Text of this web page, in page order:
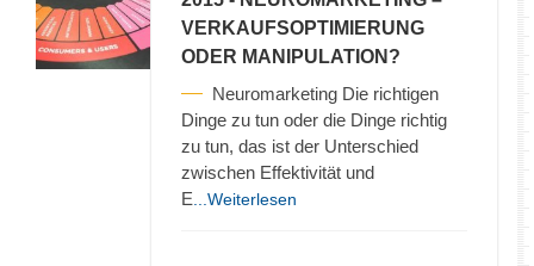
VERKAUFSOPTIMIERUNG
ODER MANIPULATION?
Neuromarketing Die richtigen
Dinge zu tun oder die Dinge richtig
zu tun, das ist der Unterschied
zwischen Effektivität und
E ...Weiterlesen